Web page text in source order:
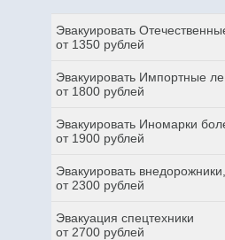
Эвакуировать
от 1350 рублей
Эвакуировать Импортные
от 1800 рублей
Эвакуировать Иномарки
от 1900 рублей
Эвакуировать
от 2300 рублей
Эвакуация спецтехники
от 2700 рублей